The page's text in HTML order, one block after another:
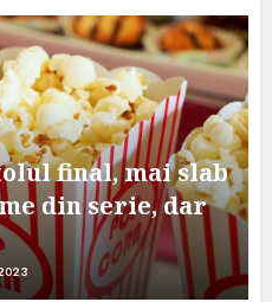
final, mai slab
din serie, dar